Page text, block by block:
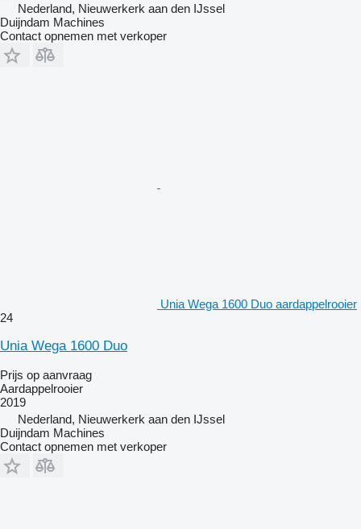
Nederland, Nieuwerkerk aan den IJssel
Duijndam Machines
Contact opnemen met verkoper
Unia Wega 1600 Duo aardappelrooier
24
Unia Wega 1600 Duo
Prijs op aanvraag
Aardappelrooier
2019
Nederland, Nieuwerkerk aan den IJssel
Duijndam Machines
Contact opnemen met verkoper